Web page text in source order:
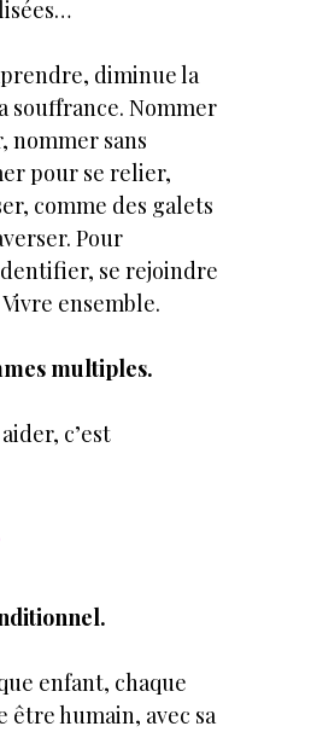
diminue la
souffrance. Nommer
nommer sans
pour se relier,
comme des galets
Pour
se rejoindre
ensemble.
multiples.
c’est
enfant, chaque
être humain, avec sa